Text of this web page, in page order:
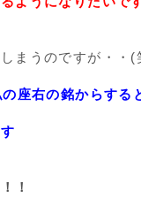
まうのですが・・(
座右の銘からする
！